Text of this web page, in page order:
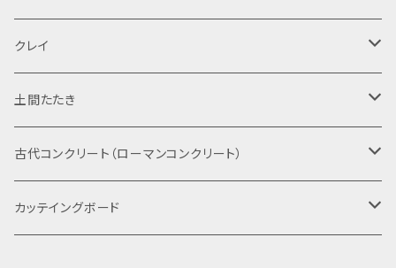
Mサイズ
Sサイズ
クレイ
固形
粉末
土間たたき
古代たたきのサンプル
古代たたきの材料
古代コンクリート（ローマンコンクリート）
DIYサンプルキット
カッテイングボード